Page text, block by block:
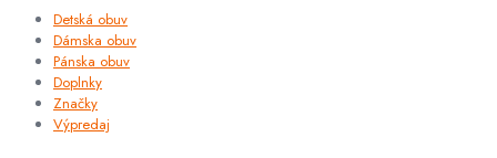
Detská obuv
Dámska obuv
Pánska obuv
Doplnky
Značky
Výpredaj